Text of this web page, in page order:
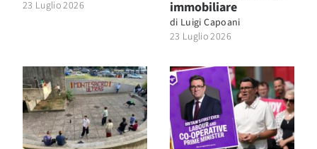
23 Luglio 2026
immobiliare
di Luigi Capoani
23 Luglio 2026